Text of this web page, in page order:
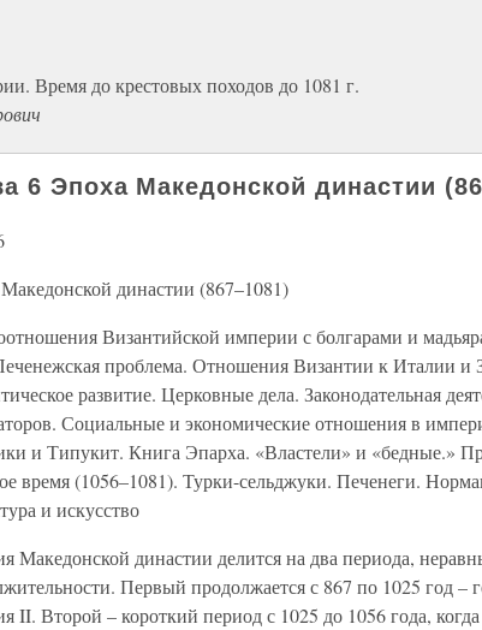
Время до крестовых походов до 1081 г.
6 Эпоха Македонской династии
династии (867–1081)
Византийской империи с болгарами и
проблема. Отношения Византии к Италии и
развитие. Церковные дела. Законодательная
Социальные и экономические отношения в
и Типукит. Книга Эпарха. «Властели» и «бедные.»
время (1056–1081). Турки-сельджуки. Печенеги.
и искусство
Македонской династии делится на два периода,
Первый продолжается с 867 по 1025 год –
II. Второй – короткий период с 1025 до 1056 года,